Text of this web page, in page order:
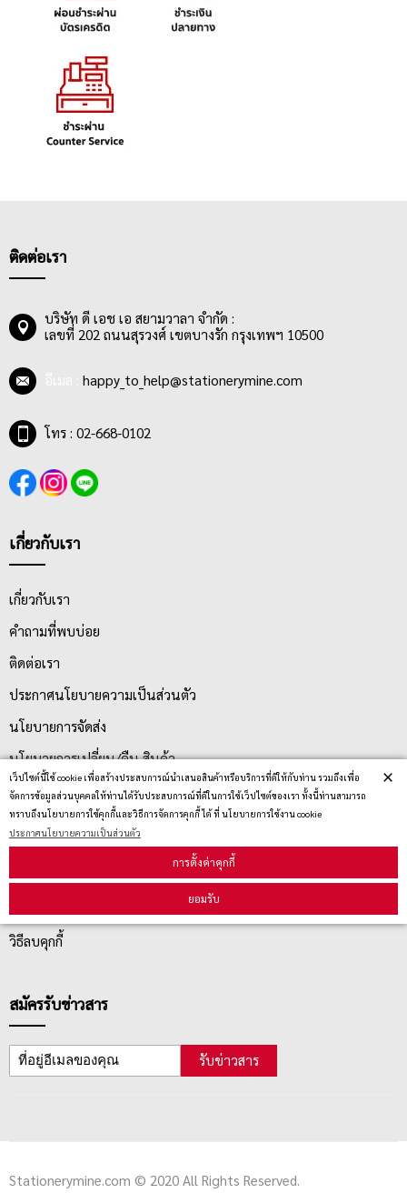
เว็ปไซต์นี้ใช้ cookie เพื่อสร้างประสบการณ์นำเสนอสินค้าหรือบริการที่ดีให้กับท่าน รวมถึงเพื่อ
จัดการข้อมูลส่วนบุคคลให้ท่านได้รับประสบการณ์ที่ดีในการใช้เว็ปไซต์ของเรา ทั้งนี้ท่านสามารถ
ทราบถึงนโยบายการใช้คุกกี้และวิธีการจัดการคุกกี้ ได้ ที่ นโยบายการใช้งาน cookie
ประกาศนโยบายความเป็นส่วนตัว
การตั้งค่าคุกกี้
ยอมรับ
×
ติดต่อเรา
บริษัท ดี เอช เอ สยามวาลา จำกัด :
เลขที่ 202 ถนนสุรวงศ์ เขตบางรัก กรุงเทพฯ 10500
happy_to_help@stationerymine.com
โทร : 02-668-0102
เกี่ยวกับเรา
เกี่ยวกับเรา
คำถามที่พบบ่อย
ติดต่อเรา
ประกาศนโยบายความเป็นส่วนตัว
นโยบายการจัดส่ง
นโยบายการเปลี่ยน/คืน สินค้า
บริการลูกค้า
ตรวจสอบสถานะสินค้า
วิธีลบคุกกี้
สมัครรับข่าวสาร
รับข่าวสาร
Stationerymine.com © 2020 All Rights Reserved.